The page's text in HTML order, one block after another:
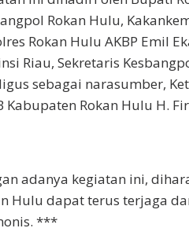
Rokan Hulu,
Rokan Hulu AKBP Emil
Riau, Sekretaris
sebagai narasumber,
Kabupaten Rokan Hulu H.
adanya kegiatan ini,
Hulu dapat terus terjaga
***